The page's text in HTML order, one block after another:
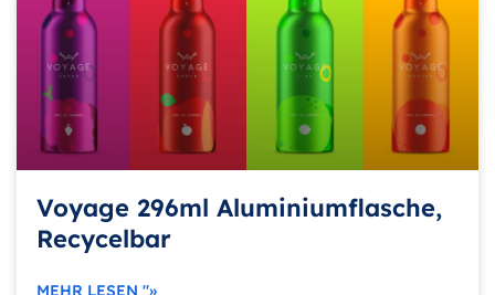
Voyage 296ml Aluminiumflasche,
Recycelbar
MEHR LESEN "»